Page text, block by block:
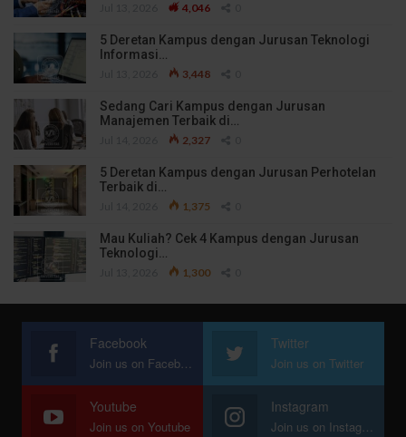
4,046
5 Deretan Kampus dengan Jurusan Teknologi
Informasi…
3,448
Sedang Cari Kampus dengan Jurusan
Manajemen Terbaik di…
2,327
5 Deretan Kampus dengan Jurusan Perhotelan
Terbaik di…
1,375
Mau Kuliah? Cek 4 Kampus dengan Jurusan
Teknologi…
1,300
Facebook
Join us on Facebook
Twitter
Join us on Twitter
Youtube
Join us on Youtube
Instagram
Join us on Instagram